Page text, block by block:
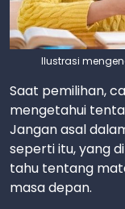
Ilustrasi
Saat pemilihan,
mengetahui
Jangan asal
seperti itu, yang
tahu tentang
masa depan.